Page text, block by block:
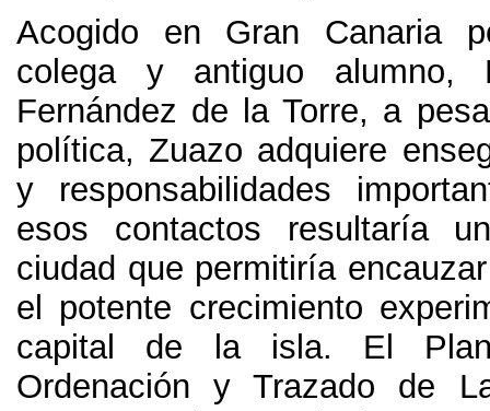
Acogido en Gran Canaria
colega y antiguo alumno,
Fernández de la Torre, a
política, Zuazo adquiere
y responsabilidades
esos contactos resultaría
ciudad que permitiría
el potente crecimiento
capital de la isla. El
Ordenación y Trazado de